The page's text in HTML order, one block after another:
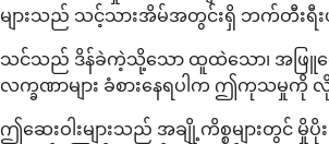
များသည် သင့်သားအိမ်အတွင်းရှိ ဘက်တီးရီး
သင်သည် ဒိန်ခဲကဲ့သို့သော ထူထဲသော၊ အဖြူရေ
လက္ခဏာများ ခံစားနေရပါက ဤကုသမှုကို
ဤဆေးဝါးများသည် အချို့ကိစ္စများတွင် မှို